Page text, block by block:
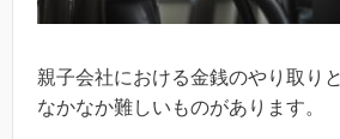
親子会社における金銭のやり取り
なかなか難しいものがあります。